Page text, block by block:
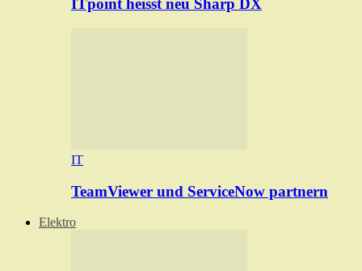
ITpoint heisst neu Sharp DX
IT
TeamViewer und ServiceNow partnern
Elektro